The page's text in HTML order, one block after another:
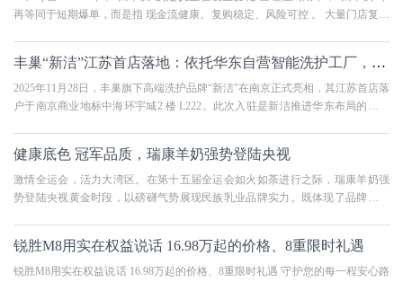
再等同于短期爆单，而是指 现金流健康、复购稳定、风险可控 。 大量门店复盘
丰巢“新洁”江苏首店落地：依托华东自营智能洗护工厂，形成一体化高端洗护
2025年11月28日，丰巢旗下高端洗护品牌“新洁”在南京正式亮相，其江苏首店落
户于南京商业地标中海环宇城2 楼 L222。此次入驻是新洁推进华东布局的重要
健康底色 冠军品质，瑞康羊奶强势登陆央视
激情全运会，活力大湾区。在第十五届全运会如火如荼进行之际，瑞康羊奶强
势登陆央视黄金时段，以磅礴气势展现民族乳业品牌实力。既体现了品牌对广
锐胜M8用实在权益说话 16.98万起的价格、8重限时礼遇
锐胜M8用实在权益说话 16.98万起的价格、8重限时礼遇 守护您的每一程安心路